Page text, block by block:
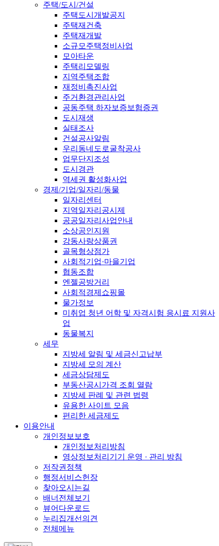
주택/도시/건설
주택도시개발공지
주택재건축
주택재개발
소규모주택정비사업
모아타운
주택리모델링
지역주택조합
재정비촉진사업
주거환경관리사업
공동주택 하자보증보험증권
도시재생
실태조사
건설공사알림
우리동네도로굴착공사
업무단지조성
도시경관
역세권 활성화사업
경제/기업/일자리/동물
일자리센터
지역일자리공시제
공공일자리사업안내
소상공인지원
강동사랑상품권
골목형상점가
사회적기업·마을기업
협동조합
엔젤공방거리
사회적경제쇼핑몰
물가정보
미취업 청년 어학 및 자격시험 응시료 지원사
업
동물복지
세무
지방세 알림 및 세금신고납부
지방세 모의 계산
세금상담제도
부동산공시가격 조회 열람
지방세 판례 및 관련 법령
유용한 사이트 모음
편리한 세금제도
이용안내
개인정보보호
개인정보처리방침
영상정보처리기기 운영 · 관리 방침
저작권정책
행정서비스헌장
찾아오시는길
배너전체보기
뷰어다운로드
누리집개선의견
전체메뉴